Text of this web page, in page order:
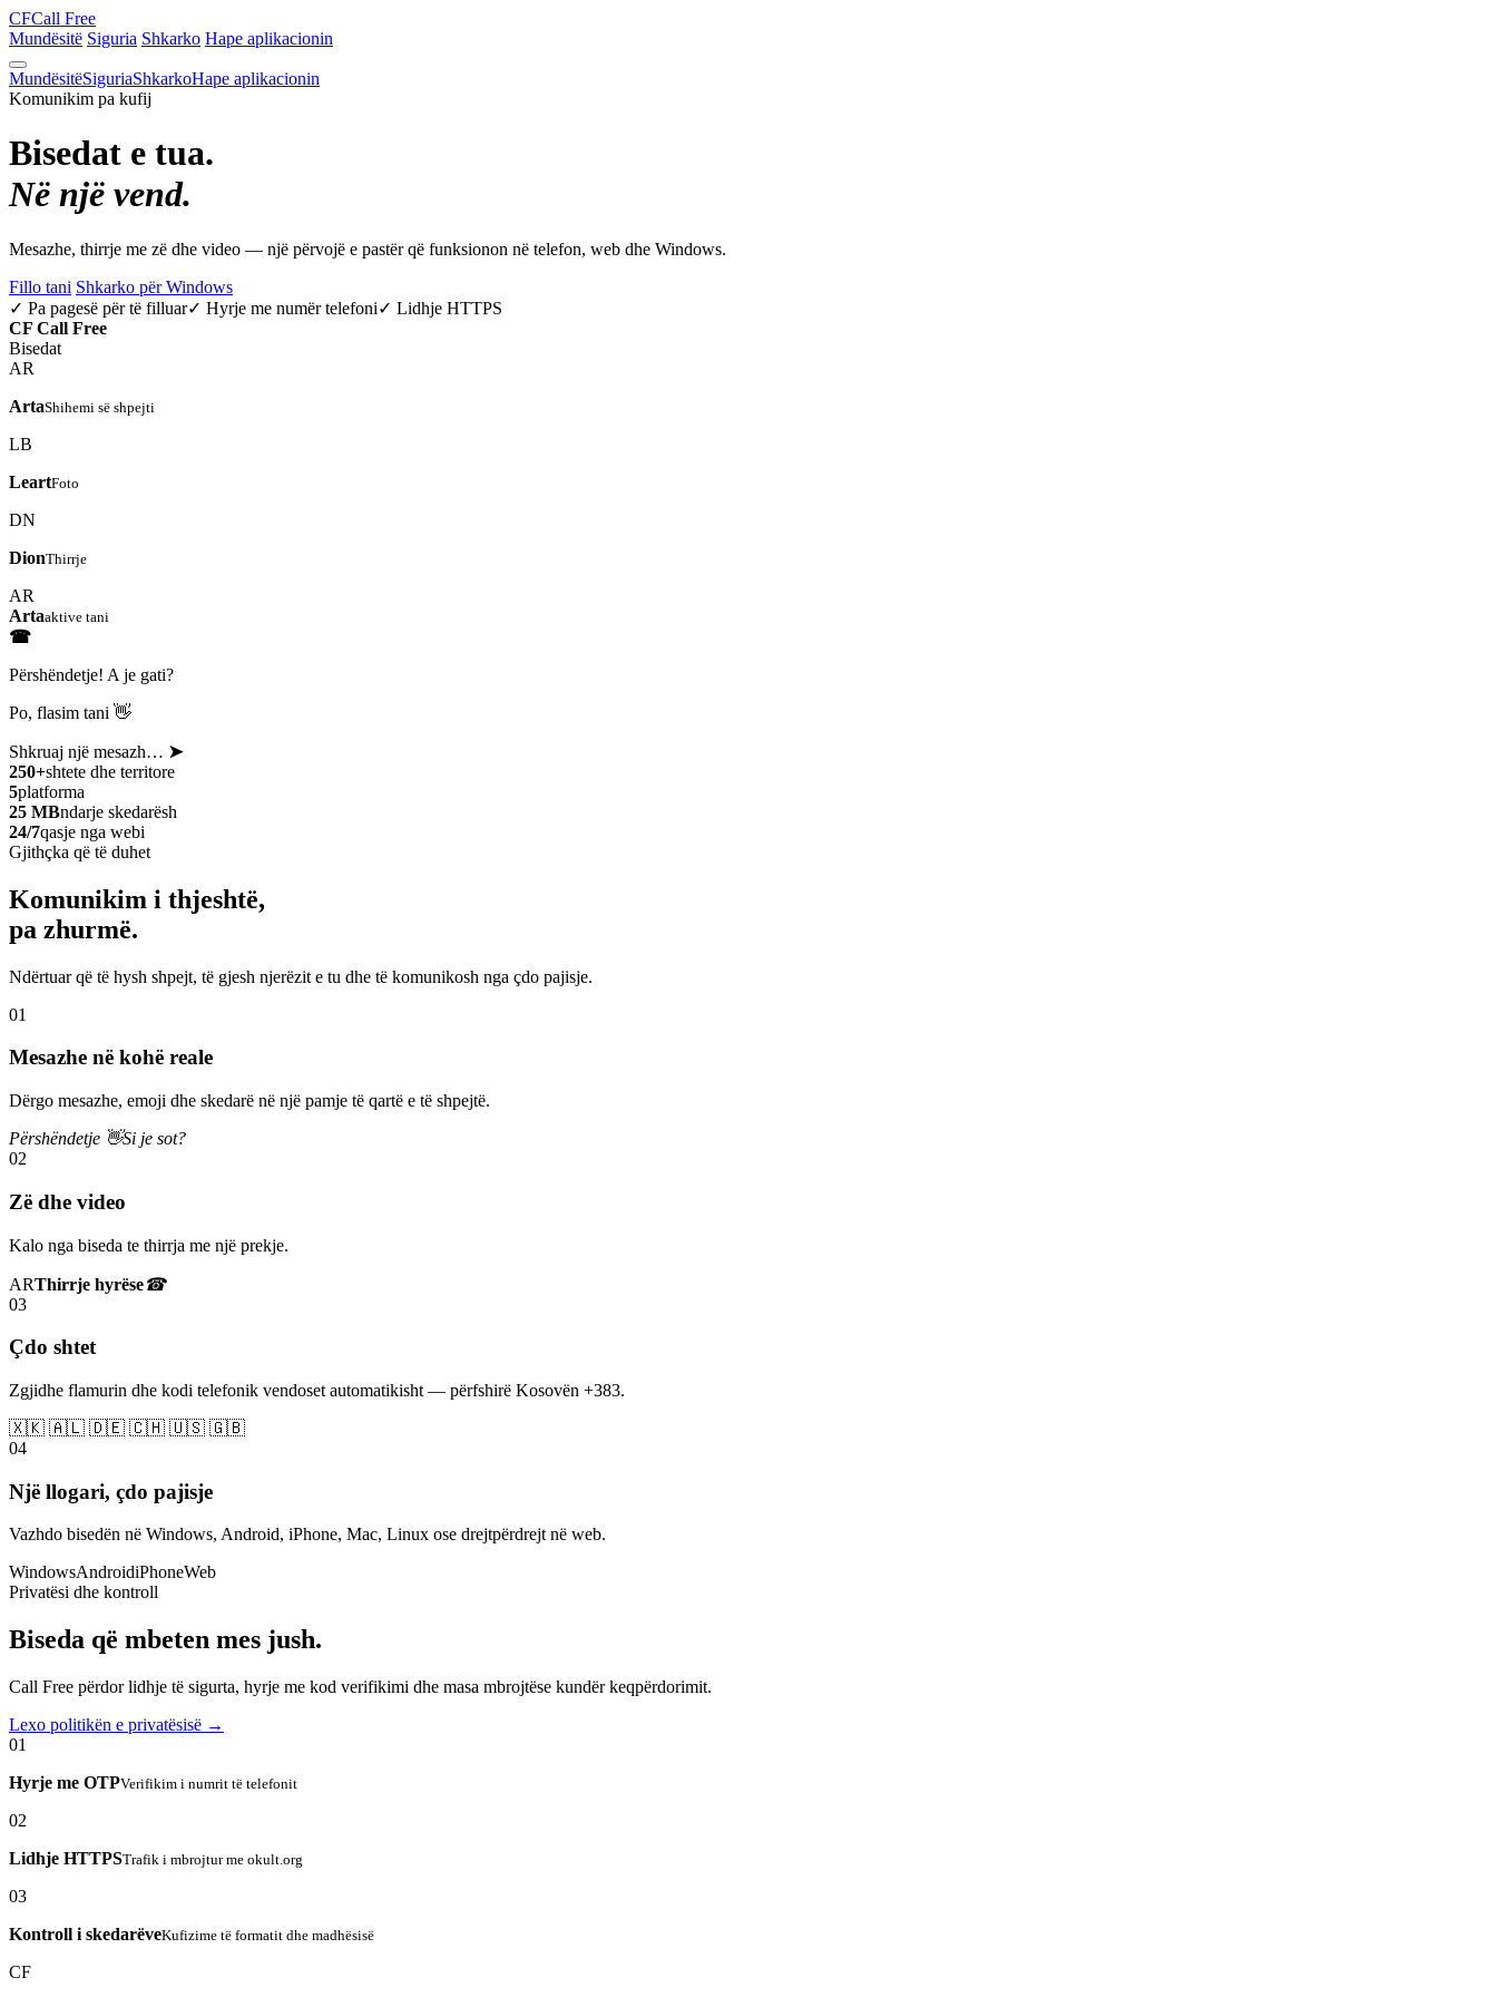
CFCall Free
Mundësitë Siguria Shkarko Hape aplikacionin
MundësitëSiguriaShkarkoHape aplikacionin
Komunikim pa kufij
Bisedat e tua.
Në një vend.
Mesazhe, thirrje me zë dhe video — një përvojë e pastër që funksionon në telefon, web dhe Windows.
Fillo tani Shkarko për Windows
✓ Pa pagesë për të filluar✓ Hyrje me numër telefoni✓ Lidhje HTTPS
CF Call Free
Bisedat
AR
ArtaShihemi së shpejti
LB
LeartFoto
DN
DionThirrje
AR
Artaaktive tani
☎
Përshëndetje! A je gati?
Po, flasim tani 👋
Shkruaj një mesazh… ➤
250+shtete dhe territore
5platforma
25 MBndarje skedarësh
24/7qasje nga webi
Gjithçka që të duhet
Komunikim i thjeshtë,
pa zhurmë.
Ndërtuar që të hysh shpejt, të gjesh njerëzit e tu dhe të komunikosh nga çdo pajisje.
01
Mesazhe në kohë reale
Dërgo mesazhe, emoji dhe skedarë në një pamje të qartë e të shpejtë.
Përshëndetje 👋Si je sot?
02
Zë dhe video
Kalo nga biseda te thirrja me një prekje.
ARThirrje hyrëse☎
03
Çdo shtet
Zgjidhe flamurin dhe kodi telefonik vendoset automatikisht — përfshirë Kosovën +383.
🇽🇰 🇦🇱 🇩🇪 🇨🇭 🇺🇸 🇬🇧
04
Një llogari, çdo pajisje
Vazhdo bisedën në Windows, Android, iPhone, Mac, Linux ose drejtpërdrejt në web.
WindowsAndroidiPhoneWeb
Privatësi dhe kontroll
Biseda që mbeten mes jush.
Call Free përdor lidhje të sigurta, hyrje me kod verifikimi dhe masa mbrojtëse kundër keqpërdorimit.
Lexo politikën e privatësisë →
01
Hyrje me OTPVerifikim i numrit të telefonit
02
Lidhje HTTPSTrafik i mbrojtur me okult.org
03
Kontroll i skedarëveKufizime të formatit dhe madhësisë
CF